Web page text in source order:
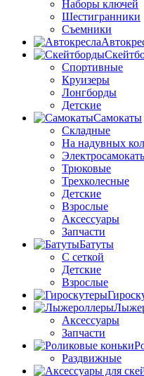
Наборы ключей
Шестигранники
Съемники
Спортивные
Круизеры
Лонгборды
Детские
Самокаты
Складные
На надувных
Трюковые
Трехколесные
Детские
Взрослые
Аксессуары
Запчасти
Батуты
С сеткой
Детские
Взрослые
Аксессуары
Запчасти
Раздвижные